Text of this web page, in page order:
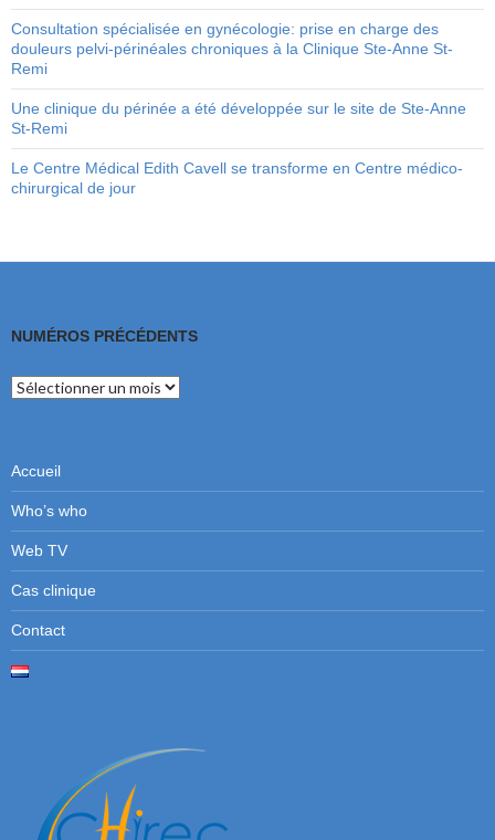
Consultation spécialisée en gynécologie: prise en charge des
douleurs pelvi-périnéales chroniques à la Clinique Ste-Anne St-
Remi
Une clinique du périnée a été développée sur le site de Ste-Anne
St-Remi
Le Centre Médical Edith Cavell se transforme en Centre médico-
chirurgical de jour
NUMÉROS PRÉCÉDENTS
Numéros
précédents
Accueil
Who’s who
Web TV
Cas clinique
Contact